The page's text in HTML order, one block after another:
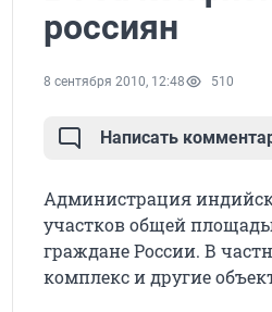
россиян
8 сентября 2010, 12:48 510
Написать
Администрация
участков общей
граждане России. В
комплекс и другие